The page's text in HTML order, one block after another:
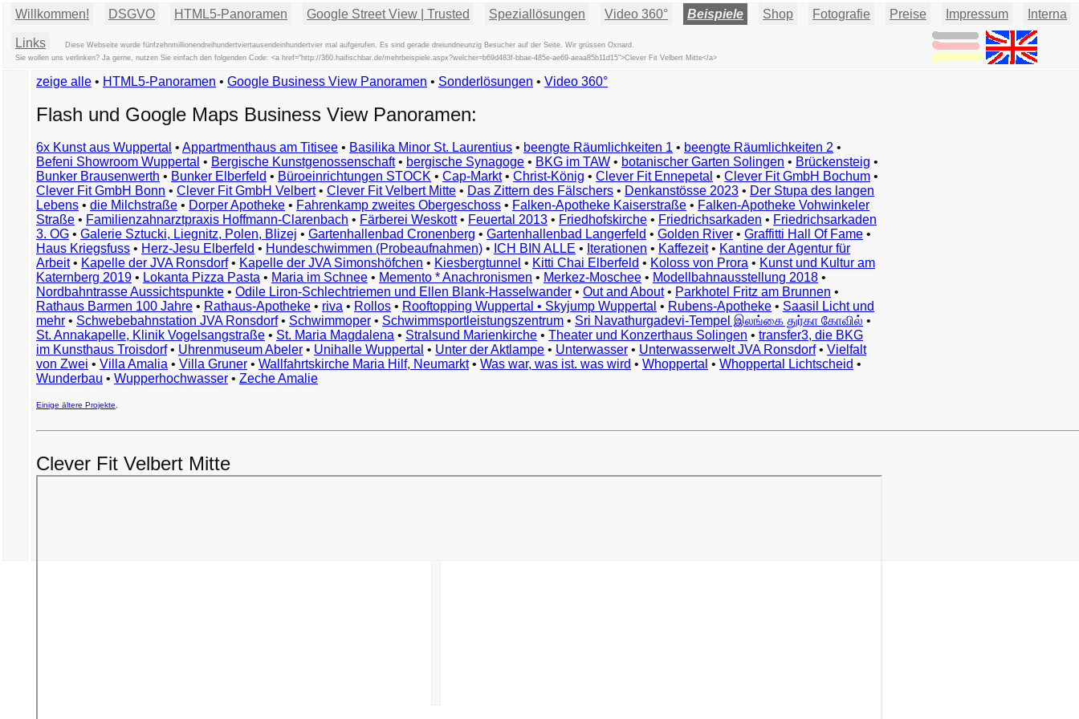
Willkommen! DSGVO HTML5-Panoramen Google Street View | Trusted Speziallösungen Video 360° Beispiele Shop Fotografie Preise Impressum Interna
Links
Diese Webseite wurde fünfzehnmillionendreihundertviertausendeinhundertvier mal aufgerufen. Es sind gerade dreiundneunzig Besucher auf der Seite. Wir grüssen Oxnard.
Sie wollen uns verlinken? Ja gerne, nutzen Sie einfach den folgenden Code: <a href="http://360.haifischbar.de/mehrbeispiele.aspx?welcher=b69d483f-bbae-485e-ae69-aeaa85b11d15">Clever Fit Velbert Mitte</a>
Beispiele
Exemples
Vorbeelden
Przykłady
Ejemplos
Örnekler
Παραδείγματα
Примеры
示
例
例
예
zeige alle • HTML5-Panoramen • Google Business View Panoramen • Sonderlösungen • Video 360°
Flash und Google Maps Business View Panoramen:
6x Kunst aus Wuppertal • Appartmenthaus am Titisee • Basilika Minor St. Laurentius • beengte Räumlichkeiten 1 • beengte Räumlichkeiten 2 •
Befeni Showroom Wuppertal • Bergische Kunstgenossenschaft• bergische Synagoge • BKG im TAW • botanischer Garten Solingen • Brückensteig •
Bunker Brausenwerth • Bunker Elberfeld • Büroeinrichtungen STOCK • Cap-Markt• Christ-König • Clever Fit Ennepetal • Clever Fit GmbH Bochum •
Clever Fit GmbH Bonn • Clever Fit GmbH Velbert• Clever Fit Velbert Mitte • Das Zittern des Fälschers • Denkanstösse 2023 • Der Stupa des langen
Lebens • die Milchstraße • Dorper Apotheke • Fahrenkamp zweites Obergeschoss • Falken-Apotheke Kaiserstraße • Falken-Apotheke Vohwinkeler
Straße • Familienzahnarztpraxis Hoffmann-Clarenbach • Färberei Weskott• Feuertal 2013 • Friedhofskirche • Friedrichsarkaden • Friedrichsarkaden
3. OG • Galerie Sztucki, Liegnitz, Polen, Blizej • Gartenhallenbad Cronenberg • Gartenhallenbad Langerfeld • Golden River • Graffitti Hall Of Fame •
Haus Kriegsfuss • Herz-Jesu Elberfeld • Hundeschwimmen (Probeaufnahmen) • ICH BIN ALLE • Iterationen • Kaffezeit• Kantine der Agentur für
Arbeit• Kapelle der JVA Ronsdorf• Kapelle der JVA Simonshöfchen • Kiesbergtunnel • Kitti Chai Elberfeld • Koloss von Prora • Kunst und Kultur am
Katernberg 2019 • Lokanta Pizza Pasta • Maria im Schnee • Memento * Anachronismen • Merkez-Moschee • Modellbahnausstellung 2018 •
Nordbahntrasse Aussichtspunkte • Odile Liron-Schlechtriemen und Ellen Blank-Hasselwander • Out and About• Parkhotel Fritz am Brunnen •
Rathaus Barmen 100 Jahre • Rathaus-Apotheke • riva • Rollos • Rooftopping Wuppertal • Skyjump Wuppertal • Rubens-Apotheke • Saasil Licht und
mehr • Schwebebahnstation JVA Ronsdorf• Schwimmoper • Schwimmsportleistungszentrum • Sri Navathurgadevi-Tempel இலங்கை துர்கா கோவில் •
St. Annakapelle, Klinik Vogelsangstraße • St. Maria Magdalena • Stralsund Marienkirche • Theater und Konzerthaus Solingen • transfer3, die BKG
im Kunsthaus Troisdorf• Uhrenmuseum Abeler • Unihalle Wuppertal • Unter der Aktlampe • Unterwasser • Unterwasserwelt JVA Ronsdorf• Vielfalt
von Zwei • Villa Amalia • Villa Gruner • Wallfahrtskirche Maria Hilf, Neumarkt• Was war, was ist. was wird • Whoppertal • Whoppertal Lichtscheid •
Wunderbau • Wupperhochwasser • Zeche Amalie
Einige ältere Projekte
Clever Fit Velbert Mitte